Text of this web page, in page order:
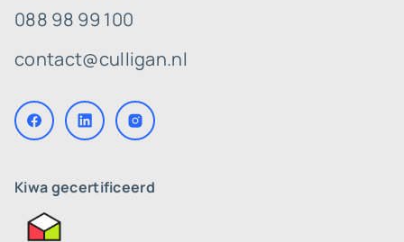
088 98 99 100
contact@culligan.nl
Kiwa gecertificeerd